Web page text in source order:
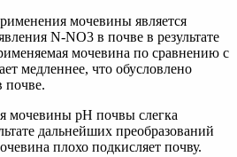
мочевины является
N-NO3 в почве в результате
мочевина по сравнению с
медленнее, что обусловлено
почве.
мочевины рН почвы слегка
дальнейших преобразований
плохо подкисляет почву.